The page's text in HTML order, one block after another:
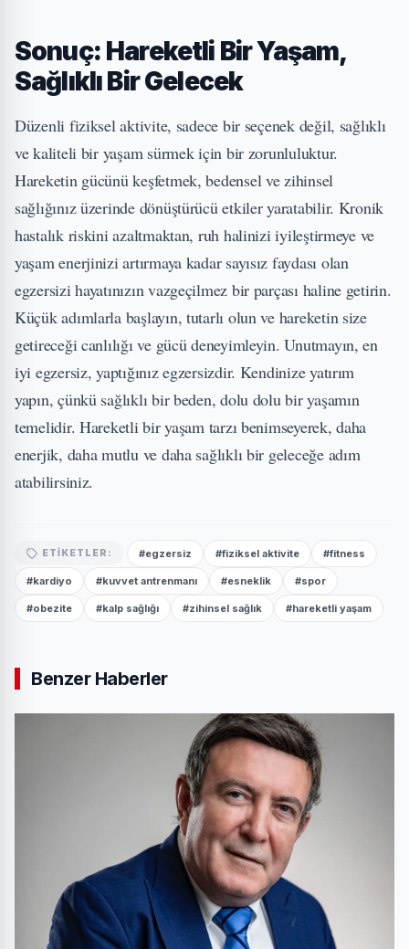
Sonuç: Hareketli Bir Yaşam,
Sağlıklı Bir Gelecek
Düzenli fiziksel aktivite, sadece bir seçenek değil, sağlıklı
ve kaliteli bir yaşam sürmek için bir zorunluluktur.
Hareketin gücünü keşfetmek, bedensel ve zihinsel
sağlığınız üzerinde dönüştürücü etkiler yaratabilir. Kronik
hastalık riskini azaltmaktan, ruh halinizi iyileştirmeye ve
yaşam enerjinizi artırmaya kadar sayısız faydası olan
egzersizi hayatınızın vazgeçilmez bir parçası haline getirin.
Küçük adımlarla başlayın, tutarlı olun ve hareketin size
getireceği canlılığı ve gücü deneyimleyin. Unutmayın, en
iyi egzersiz, yaptığınız egzersizdir. Kendinize yatırım
yapın, çünkü sağlıklı bir beden, dolu dolu bir yaşamın
temelidir. Hareketli bir yaşam tarzı benimseyerek, daha
enerjik, daha mutlu ve daha sağlıklı bir geleceğe adım
atabilirsiniz.
ETIKETLER: #egzersiz #fiziksel aktivite #fitness
#kardiyo #kuvvet antrenmanı #esneklik #spor
#obezite #kalp sağlığı #zihinsel sağlık #hareketli yaşam
Benzer Haberler